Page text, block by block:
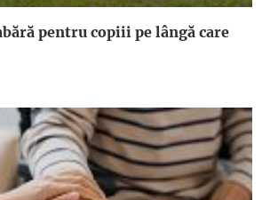
pentru copiii pe lângă care